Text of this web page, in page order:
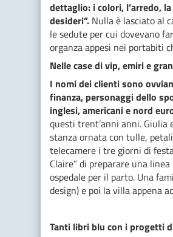
dettaglio: i colori, l’arredo,
desideri”. Nulla è lasciato al
le sedute per cui dovevano
organza appesi nei portabiti
Nelle case di vip, emiri e
I nomi dei clienti sono
finanza, personaggi dello
inglesi, americani e nord
questi trent’anni anni. Giulia
stanza ornata con tulle,
telecamere i tre giorni di
Claire” di preparare una
ospedale per il parto. Una
design) e poi la villa appena
Tanti libri blu con i progetti